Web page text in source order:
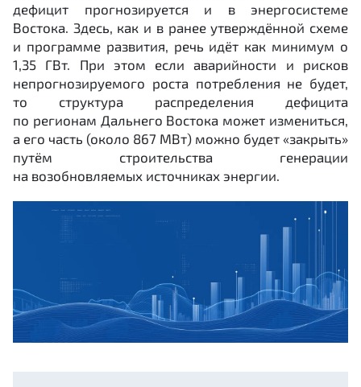
дефицит прогнозируется и в энергосистеме
Востока. Здесь, как и в ранее утверждённой схеме
и программе развития, речь идёт как минимум о
1,35 ГВт. При этом если аварийности и рисков
непрогнозируемого роста потребления не будет,
то структура распределения дефицита
по регионам Дальнего Востока может измениться,
а его часть (около 867 МВт) можно будет «закрыть»
путём строительства генерации
на возобновляемых источниках энергии.